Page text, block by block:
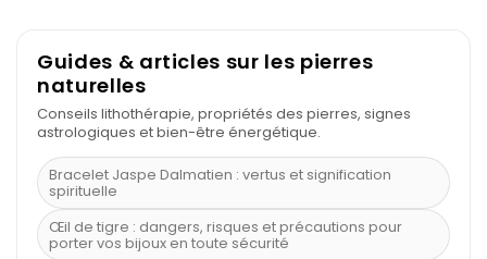
Guides & articles sur les pierres
naturelles
Conseils lithothérapie, propriétés des pierres, signes
astrologiques et bien-être énergétique.
Bracelet Jaspe Dalmatien : vertus et signification
spirituelle
Œil de tigre : dangers, risques et précautions pour
porter vos bijoux en toute sécurité